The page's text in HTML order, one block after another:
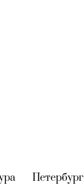
(current)
Петербург